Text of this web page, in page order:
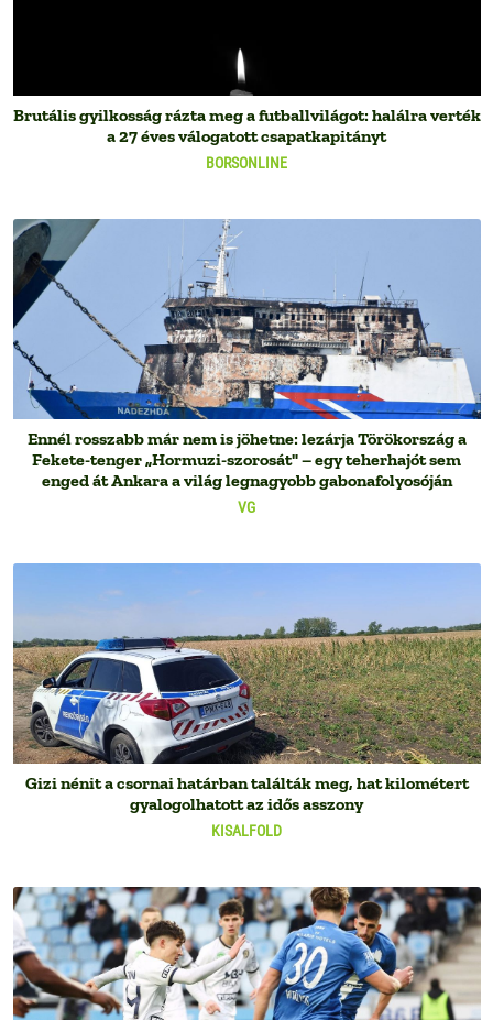
BORSONLINE
Brutális gyilkosság rázta meg a futballvilágot: halálra verték
a 27 éves válogatott csapatkapitányt
VG
Ennél rosszabb már nem is jöhetne: lezárja Törökország a
Fekete-tenger „Hormuzi-szorosát" – egy teherhajót sem
enged át Ankara a világ legnagyobb gabonafolyosóján
KISALFOLD
Gizi nénit a csornai határban találták meg, hat kilométert
gyalogolhatott az idős asszony